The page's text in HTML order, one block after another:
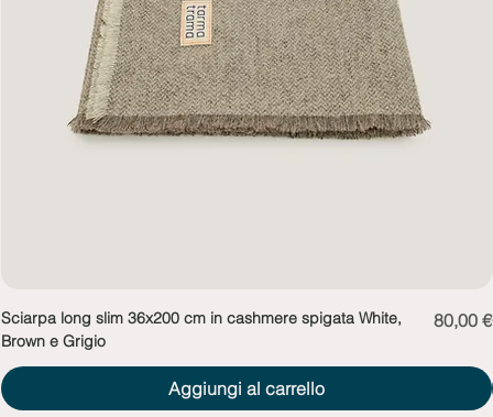
Sciarpa long slim 36x200 cm in cashmere spigata White,
Brown e Grigio
Prezzo
80,00 €
Aggiungi al carrello